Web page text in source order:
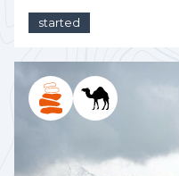
started